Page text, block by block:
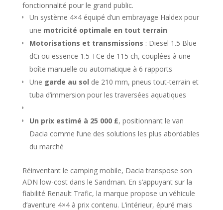
fonctionnalité pour le grand public.
Un système 4×4 équipé d’un embrayage Haldex pour
une motricité optimale en tout terrain
Motorisations et transmissions : Diesel 1.5 Blue
dCi ou essence 1.5 TCe de 115 ch, couplées à une
boîte manuelle ou automatique à 6 rapports
Une garde au sol de 210 mm, pneus tout-terrain et
tuba d’immersion pour les traversées aquatiques
Un prix estimé à 25 000 £, positionnant le van
Dacia comme l’une des solutions les plus abordables
du marché
Réinventant le camping mobile, Dacia transpose son
ADN low-cost dans le Sandman. En s’appuyant sur la
fiabilité Renault Trafic, la marque propose un véhicule
d’aventure 4×4 à prix contenu. L’intérieur, épuré mais